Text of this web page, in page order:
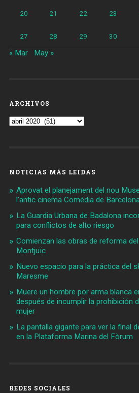
20 21 22 23
27 28 29 30
« Mar May »
ARCHIVOS
Archivos
NOTICIAS MÁS LEIDAS
Aprovat el planejament del nou
l'antic cinema Comèdia de
La Guardia Urbana de Badalona
para conflictos de alto riesgo
Comienzan las obras de reforma
Montjuïc
Nuevo espacio para la práctica del
Maresme
Muere un hombre por arma blanca
después de incumplir la prohibición
mujer
La pantalla gigante para ver la final
en la Plataforma Marina del Fòrum
REDES SOCIALES